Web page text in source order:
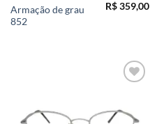
Armação de grau
852
R$359,00